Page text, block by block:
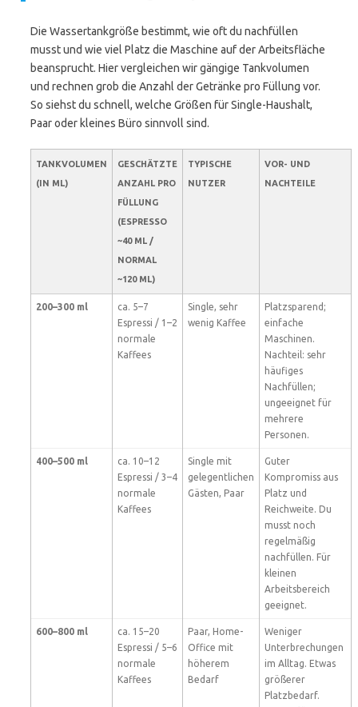
Die Wassertankgröße bestimmt, wie oft du nachfüllen
musst und wie viel Platz die Maschine auf der Arbeitsfläche
beansprucht. Hier vergleichen wir gängige Tankvolumen
und rechnen grob die Anzahl der Getränke pro Füllung vor.
So siehst du schnell, welche Größen für Single-Haushalt,
Paar oder kleines Büro sinnvoll sind.
TANKVOLUMEN
(IN ML)
GESCHÄTZTE
ANZAHL PRO
FÜLLUNG
(ESPRESSO
~40 ML /
NORMAL
~120 ML)
TYPISCHE
NUTZER
VOR- UND
NACHTEILE
200–300 ml
ca. 5–7
Espressi / 1–2
normale
Kaffees
Single, sehr
wenig Kaffee
Platzsparend;
einfache
Maschinen.
Nachteil: sehr
häufiges
Nachfüllen;
ungeeignet für
mehrere
Personen.
400–500 ml
ca. 10–12
Espressi / 3–4
normale
Kaffees
Single mit
gelegentlichen
Gästen, Paar
Guter
Kompromiss aus
Platz und
Reichweite. Du
musst noch
regelmäßig
nachfüllen. Für
kleinen
Arbeitsbereich
geeignet.
600–800 ml
ca. 15–20
Espressi / 5–6
normale
Kaffees
Paar, Home-
Office mit
höherem
Bedarf
Weniger
Unterbrechungen
im Alltag. Etwas
größerer
Platzbedarf.